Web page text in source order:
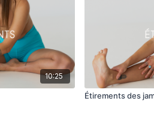
10:25
Étirements des